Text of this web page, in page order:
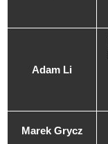
Adam Li
Marek Grycz